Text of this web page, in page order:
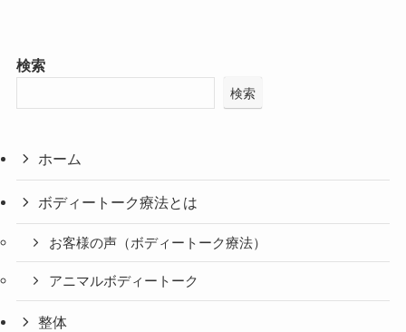
検索
検索
ホーム
ボディートーク療法とは
お客様の声（ボディートーク療法）
アニマルボディートーク
整体